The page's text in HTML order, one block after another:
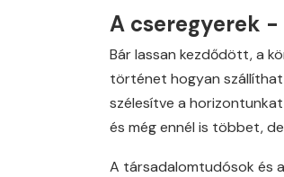
A cseregyerek
Bár lassan kezdődött, a
történet hogyan szállíthat
szélesítve a
és még ennél is többet,
A társadalomtudósok és